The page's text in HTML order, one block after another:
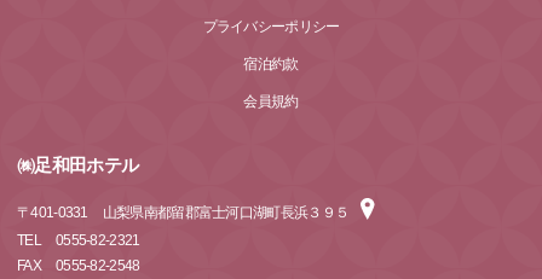
プライバシーポリシー
宿泊約款
会員規約
㈱足和田ホテル
〒401-0331
山梨県南都留郡富士河口湖町長浜３９５
TEL
0555-82-2321
FAX
0555-82-2548